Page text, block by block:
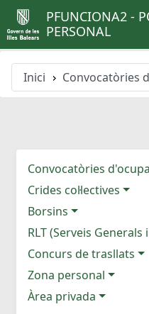
PFUNCIONA2 -
PERSONAL
Inici Convocatòries
Convocatòries
Crides col·lectives
Borsins
RLT (Serveis Generals
Concurs de trasllats
Zona personal
Àrea privada